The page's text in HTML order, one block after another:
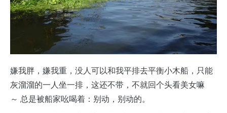
嫌我胖，嫌我重，没人可以和我平排去平衡小木船，只能
灰溜溜的一人坐一排，这还不带，不就回个头看美女嘛
～ 总是被船家吆喝着：别动，别动的。